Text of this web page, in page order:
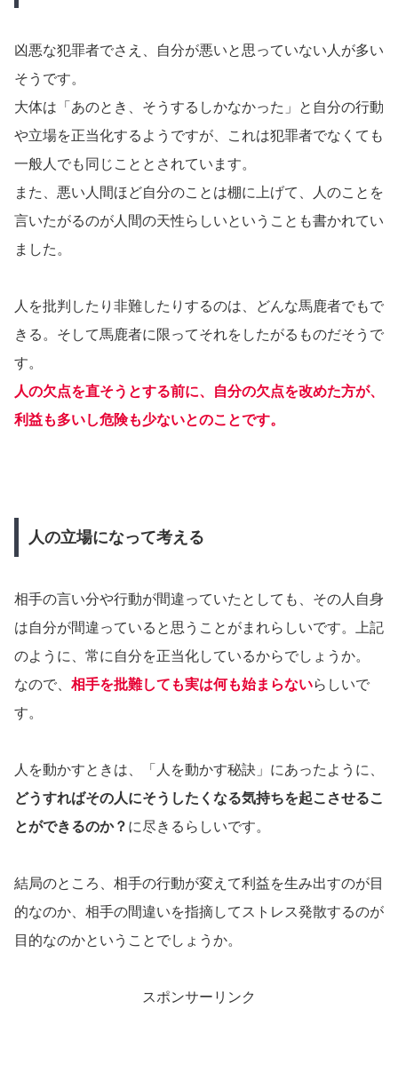
凶悪な犯罪者でさえ、自分が悪いと思っていない人が多い
そうです。
大体は「あのとき、そうするしかなかった」と自分の行動
や立場を正当化するようですが、これは犯罪者でなくても
一般人でも同じこととされています。
また、悪い人間ほど自分のことは棚に上げて、人のことを
言いたがるのが人間の天性らしいということも書かれてい
ました。
人を批判したり非難したりするのは、どんな馬鹿者でもで
きる。そして馬鹿者に限ってそれをしたがるものだそうで
す。
人の欠点を直そうとする前に、自分の欠点を改めた方が、
利益も多いし危険も少ないとのことです。
人の立場になって考える
相手の言い分や行動が間違っていたとしても、その人自身
は自分が間違っていると思うことがまれらしいです。上記
のように、常に自分を正当化しているからでしょうか。
なので、 相手を批難しても実は何も始まらないらしいで
す。
人を動かすときは、「人を動かす秘訣」にあったように、
どうすればその人にそうしたくなる気持ちを起こさせるこ
とができるのか？ に尽きるらしいです。
結局のところ、相手の行動が変えて利益を生み出すのが目
的なのか、相手の間違いを指摘してストレス発散するのが
目的なのかということでしょうか。
スポンサーリンク